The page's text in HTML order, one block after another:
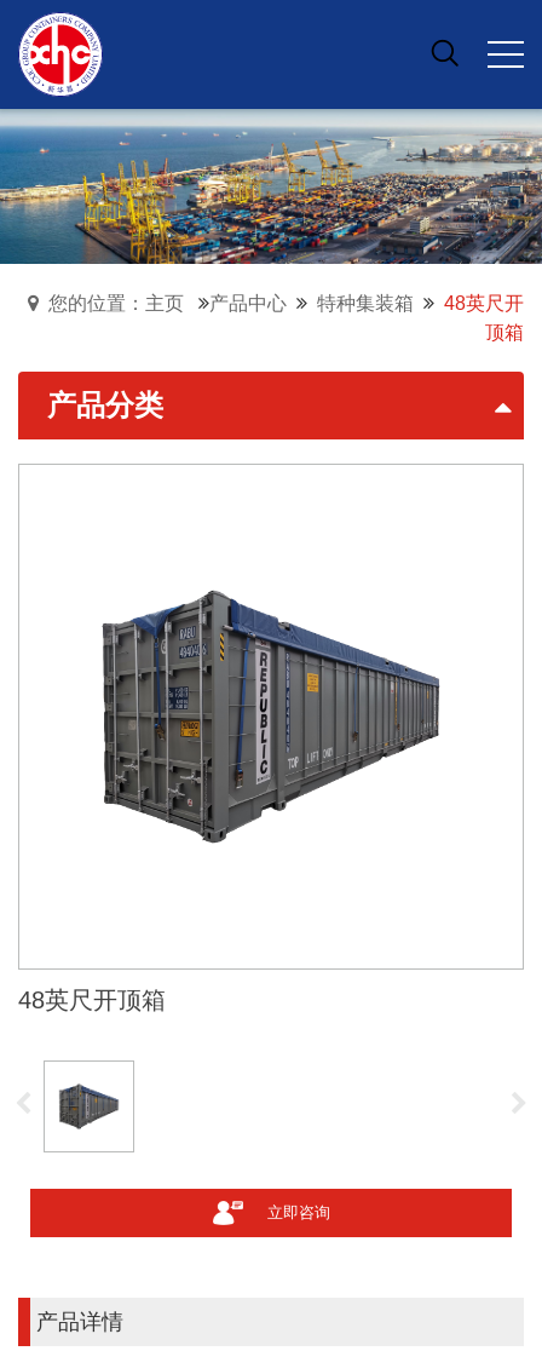
您的位置：主页 产品中心 特种集装箱
48英尺开
顶箱
产品分类
48英尺开顶箱
立即咨询
产品详情